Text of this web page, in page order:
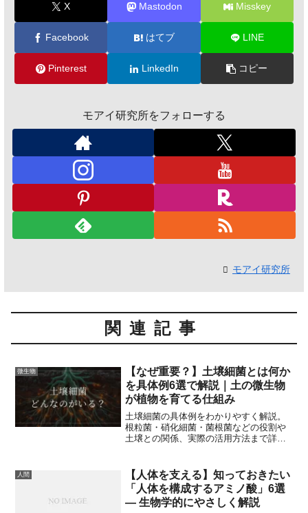
X Mastodon Misskey
Facebook はてブ LINE
Pinterest LinkedIn コピー
モアイ研究所をフォローする
モアイ研究所
関連記事
微生物
【なぜ重要？】土壌細菌とは何か
を具体例6選で解説｜土の微生物
が植物を育てる仕組み
土壌細菌の具体例をわかりやすく解説。
根粒菌・硝化細菌・菌根菌などの役割や
土壌との関係、実際の活用方法まで詳し
人間
【人体を支える】知っておきたい
「人体を構成するアミノ酸」6選
— 生物学的にやさしく解説